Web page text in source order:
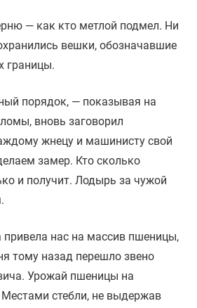
— как кто метлой подмел. Ни
вешки, обозначавшие
границы.
порядок, — показывая на
вновь заговорил
жнецу и машинисту свой
замер. Кто сколько
и получит. Лодырь за чужой
нас на массив пшеницы,
тому назад перешло звено
Урожай пшеницы на
стебли, не выдержав